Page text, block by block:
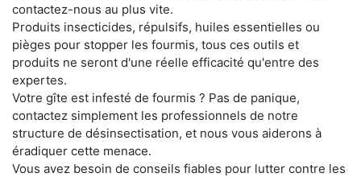
contactez-nous au plus vite.
Produits insecticides, répulsifs, huiles essentielles ou
pièges pour stopper les fourmis, tous ces outils et
produits ne seront d'une réelle efficacité qu'entre des
expertes.
Votre gîte est infesté de fourmis ? Pas de panique,
contactez simplement les professionnels de notre
structure de désinsectisation, et nous vous aiderons à
éradiquer cette menace.
Vous avez besoin de conseils fiables pour lutter contre les